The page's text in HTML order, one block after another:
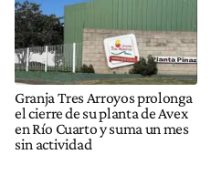
Granja Tres Arroyos prolonga
el cierre de su planta de Avex
en Río Cuarto y suma un mes
sin actividad